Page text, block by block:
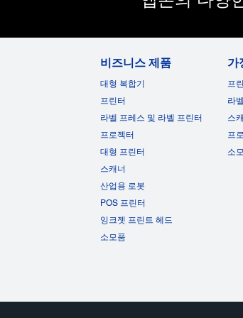
Laser Diode
수명:
비즈니스 제품
대형 복합기
프린터
라벨 프레스 및 라벨 프린터
프로젝터
대형 프린터
스캐너
산업용 로봇
POS 프린터
잉크젯 프린트 헤드
소모품
가
프
라
스
프
소